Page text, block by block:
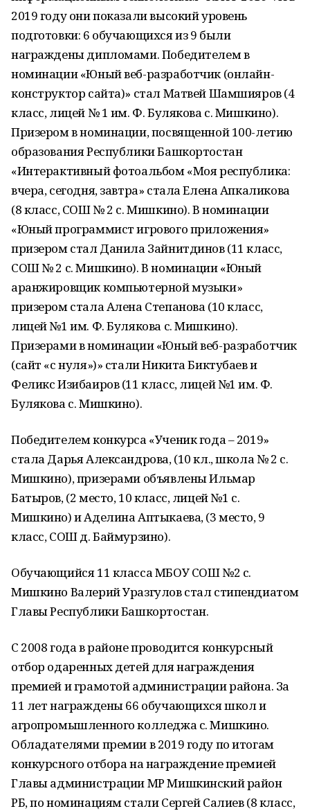
2019 году они показали высокий уровень
подготовки: 6 обучающихся из 9 были
награждены дипломами. Победителем в
номинации «Юный веб-разработчик (онлайн-
конструктор сайта)» стал Матвей Шамшияров (4
класс, лицей № 1 им. Ф. Булякова с. Мишкино).
Призером в номинации, посвященной 100-летию
образования Республики Башкортостан
«Интерактивный фотоальбом «Моя республика:
вчера, сегодня, завтра» стала Елена Апкаликова
(8 класс, СОШ № 2 с. Мишкино). В номинации
«Юный программист игрового приложения»
призером стал Данила Зайнитдинов (11 класс,
СОШ № 2 с. Мишкино). В номинации «Юный
аранжировщик компьютерной музыки»
призером стала Алена Степанова (10 класс,
лицей №1 им. Ф. Булякова с. Мишкино).
Призерами в номинации «Юный веб-разработчик
(сайт «с нуля»)» стали Никита Биктубаев и
Феликс Изибаиров (11 класс, лицей №1 им. Ф.
Булякова с. Мишкино).
Победителем конкурса «Ученик года – 2019»
стала Дарья Александрова, (10 кл., школа № 2 с.
Мишкино), призерами объявлены Ильмар
Батыров, (2 место, 10 класс, лицей №1 с.
Мишкино) и Аделина Аптыкаева, (3 место, 9
класс, СОШ д. Баймурзино).
Обучающийся 11 класса МБОУ СОШ №2 с.
Мишкино Валерий Уразгулов стал стипендиатом
Главы Республики Башкортостан.
С 2008 года в районе проводится конкурсный
отбор одаренных детей для награждения
премией и грамотой администрации района. За
11 лет награждены 66 обучающихся школ и
агропромышленного колледжа с. Мишкино.
Обладателями премии в 2019 году по итогам
конкурсного отбора на награждение премией
Главы администрации МР Мишкинский район
РБ, по номинациям стали Сергей Салиев (8 класс,